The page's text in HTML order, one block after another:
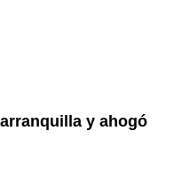
y ahogó